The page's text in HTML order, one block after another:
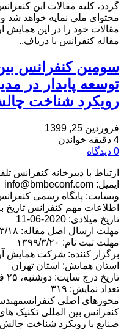
گردد، کلیه مقالات این
محتوای ملی نمایه خواهد شد و
مقالات خود را در این همایش
مقاله کنفرانس با دریاف..
سومین کنفرانس
توسعه پایدار در
رویکرد شناخت
فروردین 25, 1399
4 دقیقه خواندن
0 دیدگاه
ارتباط با دبیرخانه کنفرانس تلفن
ایمیل: info@bmbeconf.com
وبسایت: پایگاه رسمی
اطلاعات مهم کنفرانس تاریخ برگزاری:
تاریخ میلادی: 2020-06-11
مهلت ارسال اصل مقاله: ۱۳۹۹/۳/۱۸
مهلت ثبت نام: ۱۳۹۹/۳/۲۰
برگزار کننده: شرکت همایش
استان همایش: استان تهران
تاریخ درج سایت: دوشنبه، ۲۵ فروردین، ۱۳۹۹
تعداد نمایش: ۳۱۹
محورهای اصلی
کنفرانس بین المللی تکنیک
صنایع با رویکرد شناخت